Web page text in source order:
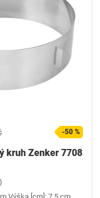
-50 %
kruh Zenker 7708